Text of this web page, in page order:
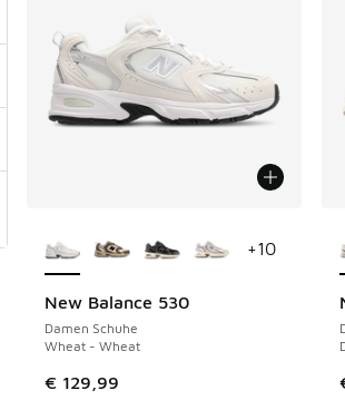
New Balance 530
Damen Schuhe
Wheat - Wheat
€ 129,99
+10